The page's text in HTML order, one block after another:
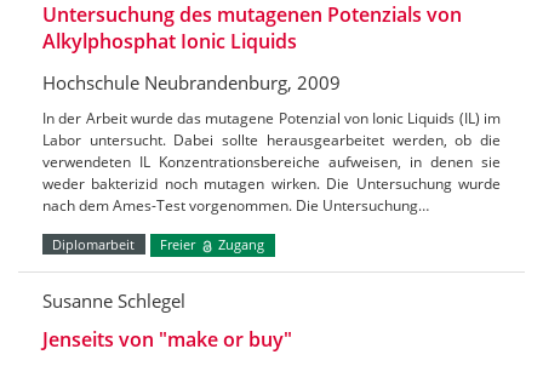
Untersuchung des mutagenen Potenzials von
Alkylphosphat Ionic Liquids
Hochschule Neubrandenburg, 2009
In der Arbeit wurde das mutagene Potenzial von Ionic Liquids (IL) im
Labor untersucht. Dabei sollte herausgearbeitet werden, ob die
verwendeten IL Konzentrationsbereiche aufweisen, in denen sie
weder bakterizid noch mutagen wirken. Die Untersuchung wurde
nach dem Ames-Test vorgenommen. Die Untersuchung…
Diplomarbeit Freier Zugang
Susanne Schlegel
Jenseits von "make or buy"